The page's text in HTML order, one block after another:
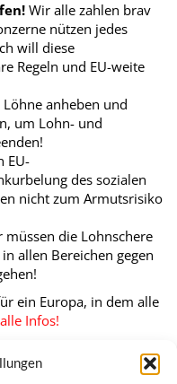
Wir alle zahlen brav
nützen jedes
will diese
Regeln und EU-weite
anheben und
um Lohn- und
EU-
des sozialen
nicht zum Armutsrisiko
müssen die Lohnschere
allen Bereichen gegen
ein Europa, in dem alle
Infos!